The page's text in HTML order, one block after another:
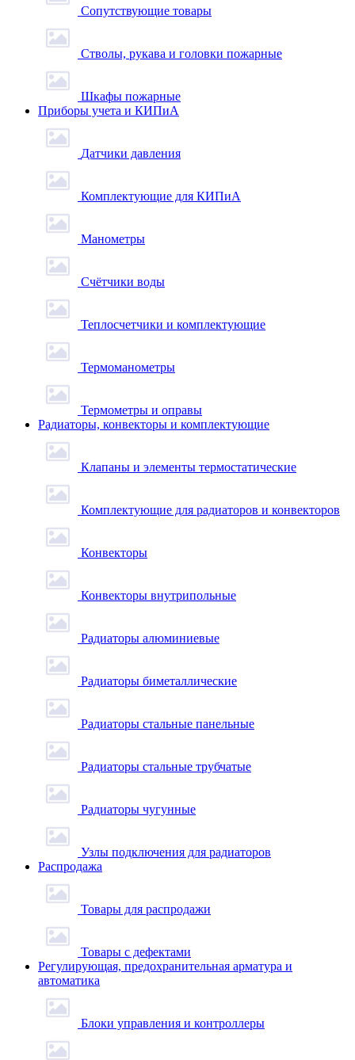
Сопутствующие товары
Стволы, рукава и головки пожарные
Шкафы пожарные
Приборы учета и КИПиА
Датчики давления
Комплектующие для КИПиА
Манометры
Счётчики воды
Теплосчетчики и комплектующие
Термоманометры
Термометры и оправы
Радиаторы, конвекторы и комплектующие
Клапаны и элементы термостатические
Комплектующие для радиаторов и конвекторов
Конвекторы
Конвекторы внутрипольные
Радиаторы алюминиевые
Радиаторы биметаллические
Радиаторы стальные панельные
Радиаторы стальные трубчатые
Радиаторы чугунные
Узлы подключения для радиаторов
Распродажа
Товары для распродажи
Товары с дефектами
Регулирующая, предохранительная арматура и
автоматика
Блоки управления и контроллеры